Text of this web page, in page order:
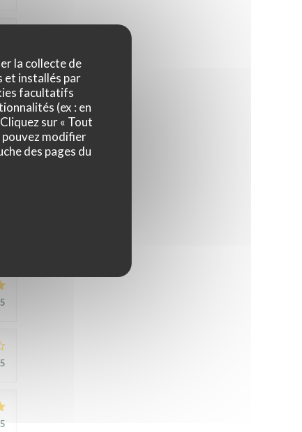
la collecte de
et installés par
facultatifs
(ex : en
sur « Tout
pouvez modifier
des pages du